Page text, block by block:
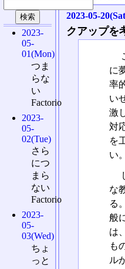
2023-05-
クアップを
に
率
い
激
対
を
い。
な
る
般
は
も
ル
2023-
05-
01(Mon)
つま
らな
い
Factorio
2023-
05-
02(Tue)
さら
につ
まら
ない
Factorio
2023-
05-
03(Wed)
ちょ
っと